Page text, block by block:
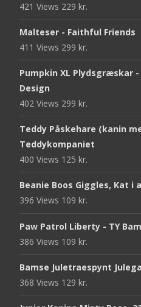
421 Views 229 kr.
Malteser - Faithful Friends
411 Views 299 kr.
Pumpkin XL Plydsgræskar
Design
402 Views 299 kr.
Teddy Påskehare (kanin
Teddykompaniet
400 Views 125 kr.
Beanie Boos Giggles, Kat i
396 Views 109 kr.
Paw Patrol Liberty - TY
386 Views 109 kr.
Bamse Juletraespynt
368 Views 129 kr.